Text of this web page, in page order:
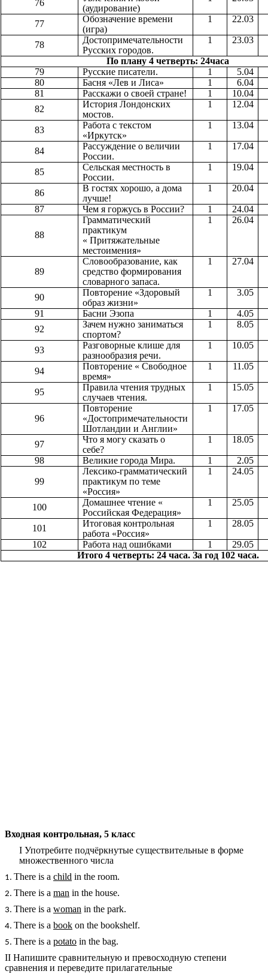
76
(аудирование)
77
Обозначение времени
(игра)
1 22.03
78
Достопримечательности
Русских городов.
1 23.03
По плану 4 четверть: 24часа
79
Русские писатели. 1
5.04
80
Басня «Лев и Лиса» 1
6.04
81
Расскажи о своей стране! 1
10.04
82
История Лондонских
мостов.
1 12.04
83
Работа с текстом
«Иркутск»
1 13.04
84
Рассуждение о величии
России.
1 17.04
85
Сельская местность в
России.
1 19.04
86
В гостях хорошо, а дома
лучше!
1 20.04
87 Чем я горжусь в России? 1 24.04
88
Грамматический
практикум
« Притяжательные
местоимения»
1 26.04
89
Словообразование, как
средство формирования
словарного запаса.
1 27.04
90
Повторение «Здоровый
образ жизни»
1 3.05
91 Басни Эзопа 1
4.05
92
Зачем нужно заниматься
спортом?
1 8.05
93
Разговорные клише для
разнообразия речи.
1 10.05
94
Повторение « Свободное
время»
1 11.05
95
Правила чтения трудных
случаев чтения.
1 15.05
96
Повторение
«Достопримечательности
Шотландии и Англии»
1 17.05
97
Что я могу сказать о
себе?
1 18.05
98 Великие города Мира. 1 2.05
99
Лексико-грамматический
практикум по теме
«Россия»
1 24.05
100
Домашнее чтение «
Российская Федерация»
1 25.05
101
Итоговая контрольная
работа «Россия»
1 28.05
102 Работа над ошибками 1
29.05
Итого 4 четверть: 24 часа. За год 102 часа.
Входная контрольная, 5 класс
I Употребите подчёркнутые существительные в форме
множественного числа
There is a child in the room.
There is a man in the house.
There is a woman in the park.
There is a book on the bookshelf.
There is a potato in the bag.
II Напишите сравнительную и превосходную степени
сравнения и переведите прилагательные